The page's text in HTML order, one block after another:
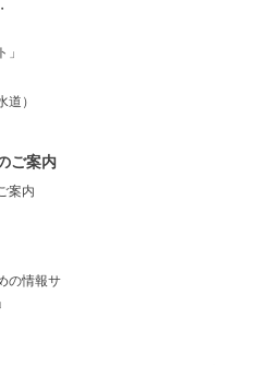
」
道）
ご案内
案内
の情報サ